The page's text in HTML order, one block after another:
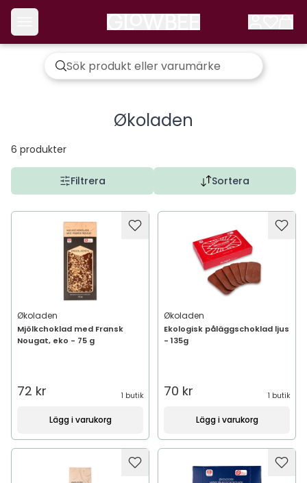
Økoladen
6 produkter
Filtrera Sortera
Økoladen
Mjölkchoklad med Fransk
Nougat, eko - 75 g
72 kr 1 butik
Lägg i varukorg
Økoladen
Ekologisk påläggschoklad ljus
- 135g
70 kr 1 butik
Lägg i varukorg